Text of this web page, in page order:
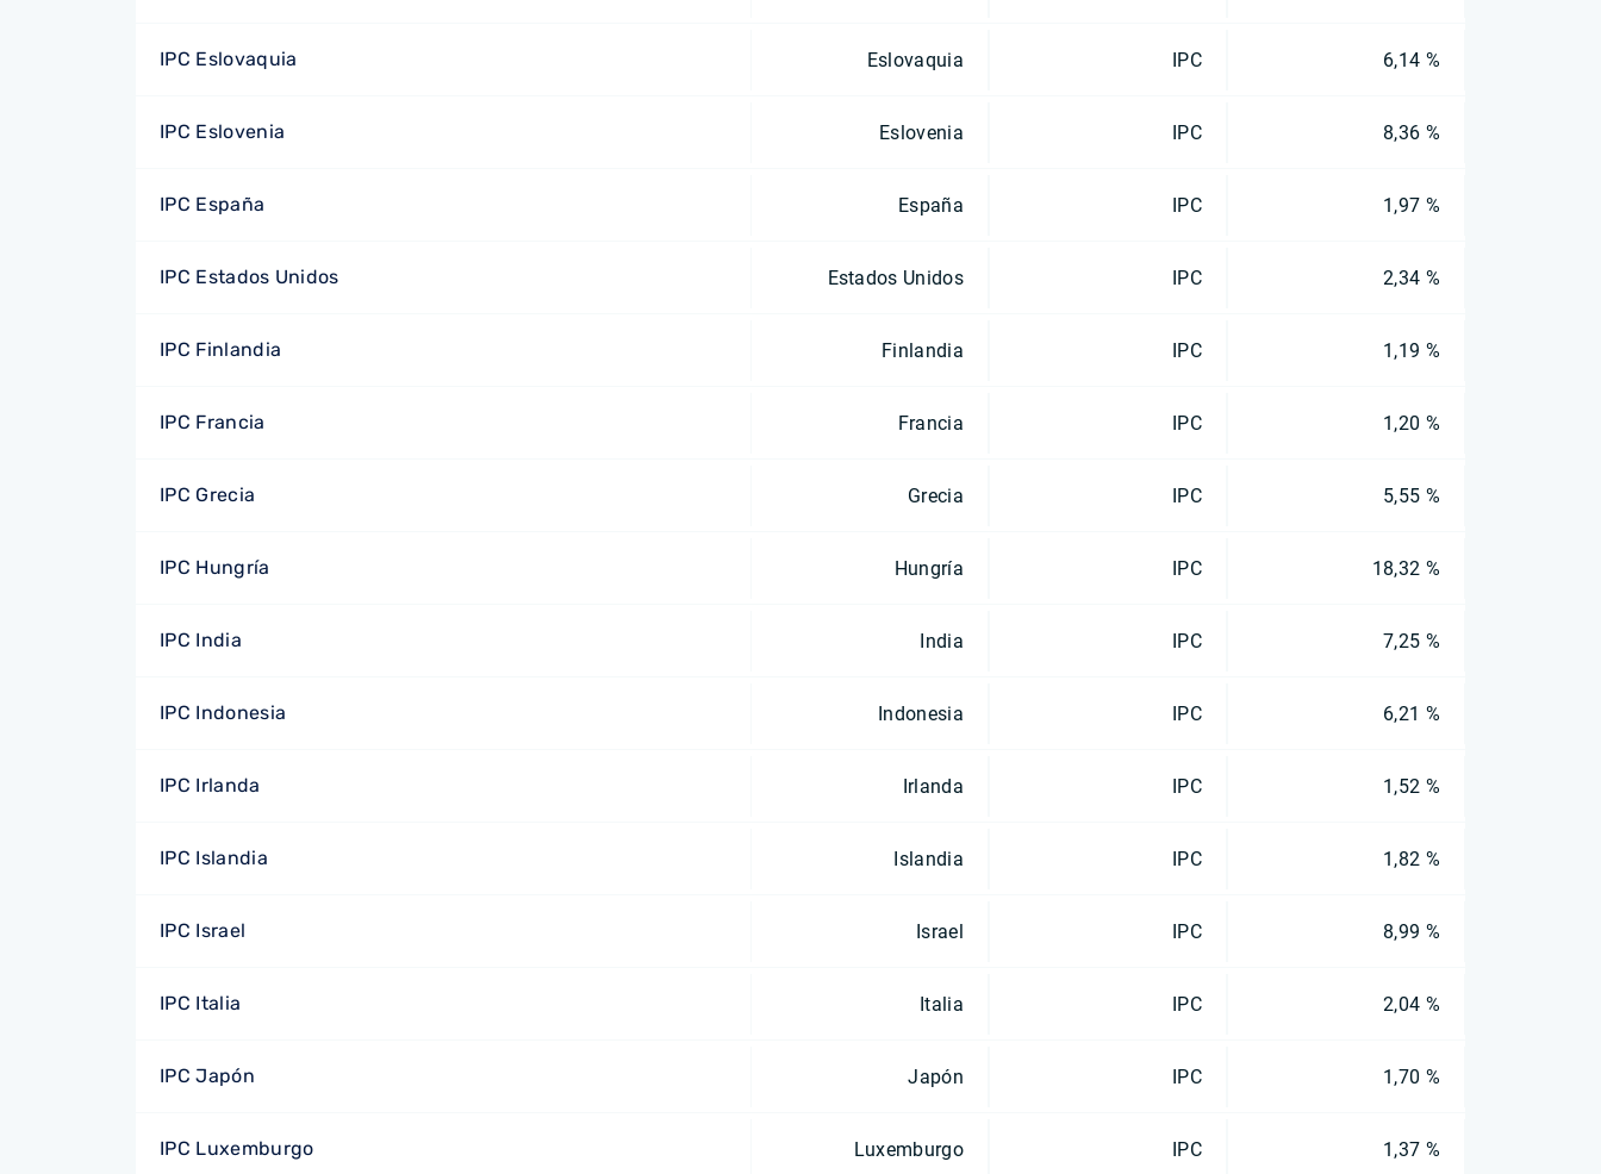
IPC Eslovaquia Eslovaquia IPC 6,14 %
IPC Eslovenia Eslovenia IPC 8,36 %
IPC España España IPC 1,97 %
IPC Estados Unidos Estados Unidos IPC 2,34 %
IPC Finlandia Finlandia IPC 1,19 %
IPC Francia Francia IPC 1,20 %
IPC Grecia Grecia IPC 5,55 %
IPC Hungría Hungría IPC 18,32 %
IPC India India IPC 7,25 %
IPC Indonesia Indonesia IPC 6,21 %
IPC Irlanda Irlanda IPC 1,52 %
IPC Islandia Islandia IPC 1,82 %
IPC Israel Israel IPC 8,99 %
IPC Italia Italia IPC 2,04 %
IPC Japón Japón IPC 1,70 %
IPC Luxemburgo Luxemburgo IPC 1,37 %